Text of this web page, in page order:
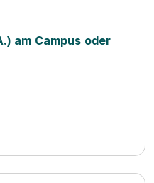
am Campus oder